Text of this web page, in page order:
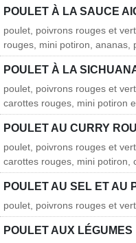
POULET À LA SAUCE
poulet, poivrons rouges et
rouges, mini potiron, ananas,
POULET À LA
poulet, poivrons rouges et
carottes rouges, mini potiron
POULET AU CURRY
poulet, poivrons rouges et
carottes rouges, mini potiron,
POULET AU SEL ET AU
poulet, poivrons rouges et
POULET AUX LÉGUMES